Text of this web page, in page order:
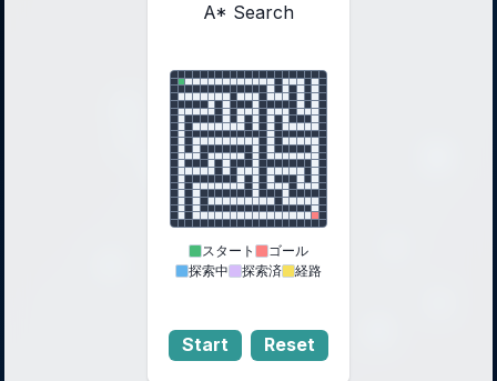
A* Search
スタート
ゴール
探索中
探索済 経路
Start Reset